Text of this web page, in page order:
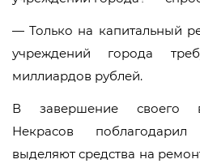
— Только на капитальный
учреждений города
миллиардов рублей.
В завершение своего
Некрасов
выделяют средства на